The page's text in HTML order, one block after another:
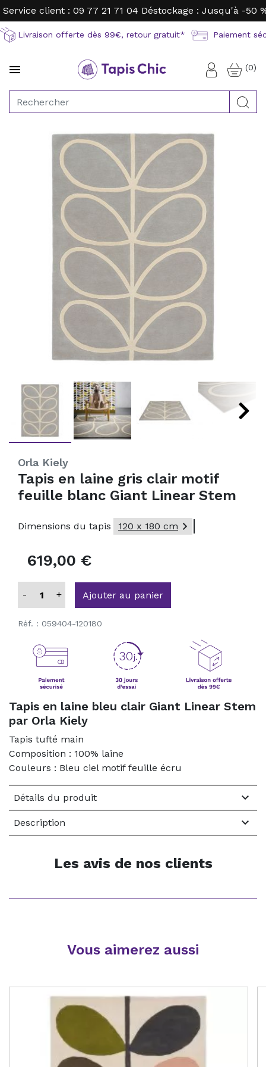
Service client : 09 77 21 71 04 Déstockage : Jusqu'à -50
Livraison offerte dès 99€, retour gratuit* Paiement
 Connexion
(0)
Orla Kiely
Tapis en laine gris clair motif
feuille blanc Giant Linear Stem
Dimensions du tapis 120 x 180 cm 
619,00 €
- + Ajouter au panier
Réf. : 059404-120180
Tapis en laine bleu clair Giant Linear Stem
par Orla Kiely
Tapis tufté main
Composition : 100% laine
Couleurs : Bleu ciel motif feuille écru
Détails du produit 
Description 
Les avis de nos clients
Vous aimerez aussi